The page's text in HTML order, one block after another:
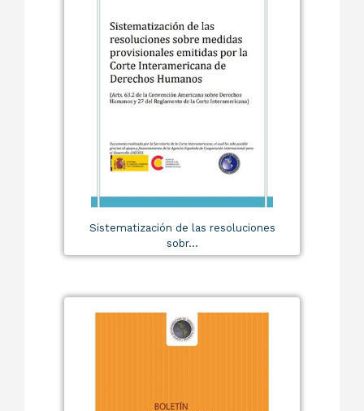
Sistematización de las resoluciones
sobr...